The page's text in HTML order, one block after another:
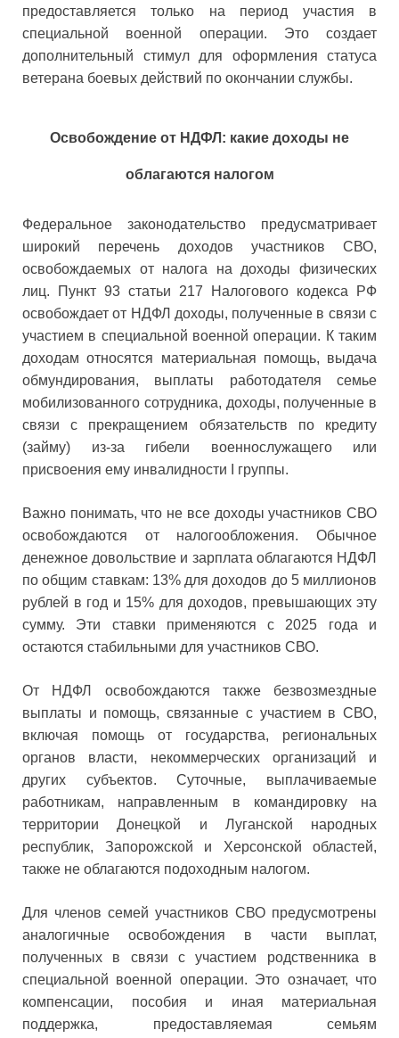
предоставляется только на период участия в
специальной военной операции. Это создает
дополнительный стимул для оформления статуса
ветерана боевых действий по окончании службы.
Освобождение от НДФЛ: какие доходы не
облагаются налогом
Федеральное законодательство предусматривает
широкий перечень доходов участников СВО,
освобождаемых от налога на доходы физических
лиц. Пункт 93 статьи 217 Налогового кодекса РФ
освобождает от НДФЛ доходы, полученные в связи с
участием в специальной военной операции. К таким
доходам относятся материальная помощь, выдача
обмундирования, выплаты работодателя семье
мобилизованного сотрудника, доходы, полученные в
связи с прекращением обязательств по кредиту
(займу) из-за гибели военнослужащего или
присвоения ему инвалидности I группы.
Важно понимать, что не все доходы участников СВО
освобождаются от налогообложения. Обычное
денежное довольствие и зарплата облагаются НДФЛ
по общим ставкам: 13% для доходов до 5 миллионов
рублей в год и 15% для доходов, превышающих эту
сумму. Эти ставки применяются с 2025 года и
остаются стабильными для участников СВО.
От НДФЛ освобождаются также безвозмездные
выплаты и помощь, связанные с участием в СВО,
включая помощь от государства, региональных
органов власти, некоммерческих организаций и
других субъектов. Суточные, выплачиваемые
работникам, направленным в командировку на
территории Донецкой и Луганской народных
республик, Запорожской и Херсонской областей,
также не облагаются подоходным налогом.
Для членов семей участников СВО предусмотрены
аналогичные освобождения в части выплат,
полученных в связи с участием родственника в
специальной военной операции. Это означает, что
компенсации, пособия и иная материальная
поддержка, предоставляемая семьям